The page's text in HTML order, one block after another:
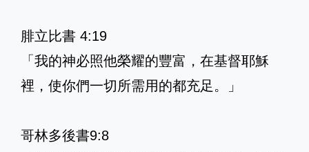
腓立比書 4:19
「我的神必照他榮耀的豐富，在基督耶穌
裡，使你們一切所需用的都充足。」
哥林多後書9:8